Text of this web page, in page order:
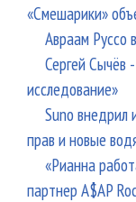
«Смешарики»
Авраам Руссо
Сергей Сычёв
исследование»
Suno внедрил
прав и новые
«Рианна
партнер A$AP